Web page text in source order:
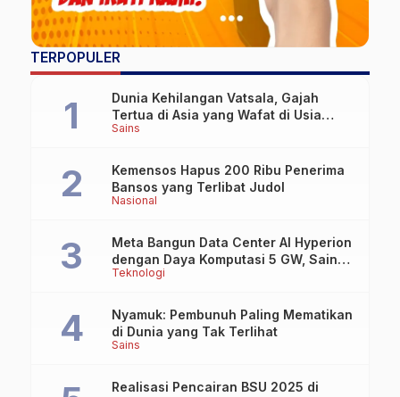
TERPOPULER
Sains
Dunia Kehilangan Vatsala, Gajah
Tertua di Asia yang Wafat di Usia
Lebih dari 100 Tahun
Nasional
Kemensos Hapus 200 Ribu Penerima
Bansos yang Terlibat Judol
Teknologi
Meta Bangun Data Center AI Hyperion
dengan Daya Komputasi 5 GW, Saingi
OpenAI dan Google
Sains
Nyamuk: Pembunuh Paling Mematikan
di Dunia yang Tak Terlihat
Realisasi Pencairan BSU 2025 di